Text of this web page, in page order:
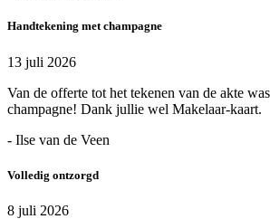
Handtekening met champagne
13 juli 2026
Van de offerte tot het tekenen van de akte
champagne! Dank jullie wel Makelaar-kaart.
- Ilse van de Veen
Volledig ontzorgd
8 juli 2026